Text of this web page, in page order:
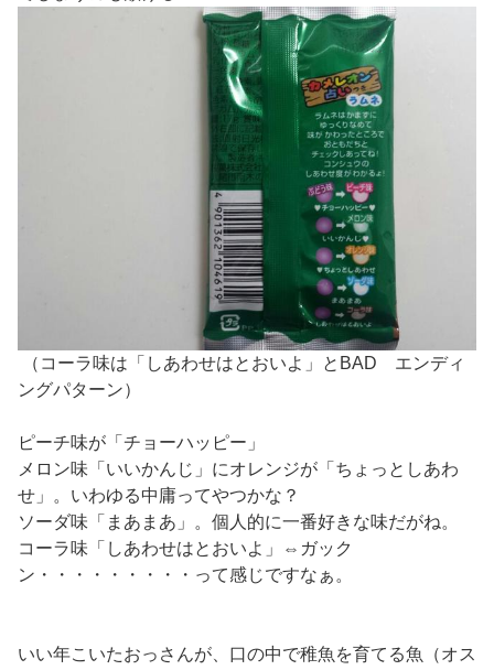
（コーラ味は「しあわせはとおいよ」とBAD エンディ
ングパターン）
ピーチ味が「チョーハッピー」
メロン味「いいかんじ」にオレンジが「ちょっとしあわ
せ」。いわゆる中庸ってやつかな？
ソーダ味「まあまあ」。個人的に一番好きな味だがね。
コーラ味「しあわせはとおいよ」⇔ガック
ン・・・・・・・・・って感じですなぁ。
いい年こいたおっさんが、口の中で稚魚を育てる魚（オス